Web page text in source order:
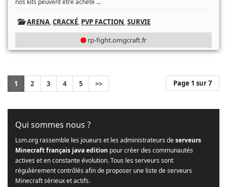
nos kits peuvent être acheté
ARENA,CRACKÉ, PVP FACTION,SURVIE
rp-fight.omgcraft.fr
1 2 3 4 5 >> Page 1 sur 7
Qui sommes nous ?
Lsm.org rassemble les joueurs et les administrateurs deserveurs
Minecraft français java edition pour créer des communautés
actives et en constante évolution. Tous les serveurs sont
régulièrement contrôlés afin de proposer une liste de serveurs
Minecraft sérieux et actifs.